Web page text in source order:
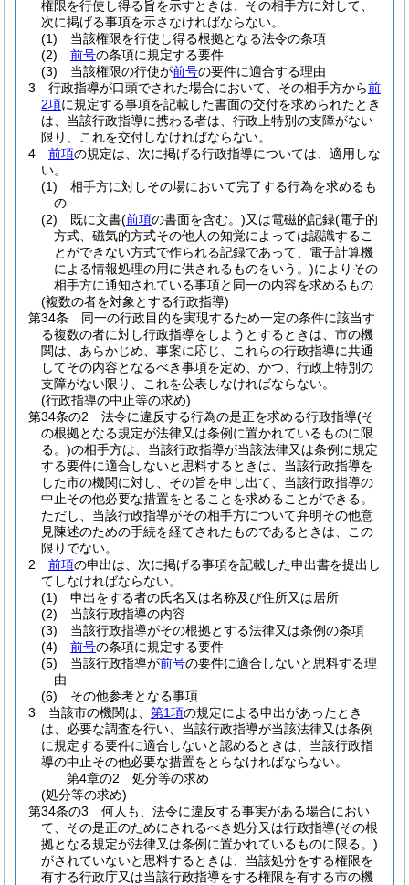
権限を行使し得る旨を示すときは、その相手方に対して、
次に掲げる事項を示さなければならない。
(1)
当該権限を行使し得る根拠となる法令の条項
(2)
前号の条項に規定する要件
(3)
当該権限の行使が前号の要件に適合する理由
3
行政指導が口頭でされた場合において、その相手方から前
2項に規定する事項を記載した書面の交付を求められたとき
は、当該行政指導に携わる者は、行政上特別の支障がない
限り、これを交付しなければならない。
4
前項の規定は、次に掲げる行政指導については、適用しな
い。
(1)
相手方に対しその場において完了する行為を求めるも
の
(2)
既に文書(前項の書面を含む。)又は電磁的記録(電子的
方式、磁気的方式その他人の知覚によっては認識するこ
とができない方式で作られる記録であって、電子計算機
による情報処理の用に供されるものをいう。)によりその
相手方に通知されている事項と同一の内容を求めるもの
(複数の者を対象とする行政指導)
第34条
同一の行政目的を実現するため一定の条件に該当す
る複数の者に対し行政指導をしようとするときは、市の機
関は、あらかじめ、事案に応じ、これらの行政指導に共通
してその内容となるべき事項を定め、かつ、行政上特別の
支障がない限り、これを公表しなければならない。
(行政指導の中止等の求め)
第34条の2
法令に違反する行為の是正を求める行政指導(そ
の根拠となる規定が法律又は条例に置かれているものに限
る。)の相手方は、当該行政指導が当該法律又は条例に規定
する要件に適合しないと思料するときは、当該行政指導を
した市の機関に対し、その旨を申し出て、当該行政指導の
中止その他必要な措置をとることを求めることができる。
ただし、当該行政指導がその相手方について弁明その他意
見陳述のための手続を経てされたものであるときは、この
限りでない。
2
前項の申出は、次に掲げる事項を記載した申出書を提出し
てしなければならない。
(1)
申出をする者の氏名又は名称及び住所又は居所
(2)
当該行政指導の内容
(3)
当該行政指導がその根拠とする法律又は条例の条項
(4)
前号の条項に規定する要件
(5)
当該行政指導が前号の要件に適合しないと思料する理
由
(6)
その他参考となる事項
3
当該市の機関は、 第1項の規定による申出があったとき
は、必要な調査を行い、当該行政指導が当該法律又は条例
に規定する要件に適合しないと認めるときは、当該行政指
導の中止その他必要な措置をとらなければならない。
第4章の2
処分等の求め
(処分等の求め)
第34条の3
何人も、法令に違反する事実がある場合におい
て、その是正のためにされるべき処分又は行政指導(その根
拠となる規定が法律又は条例に置かれているものに限る。)
がされていないと思料するときは、当該処分をする権限を
有する行政庁又は当該行政指導をする権限を有する市の機